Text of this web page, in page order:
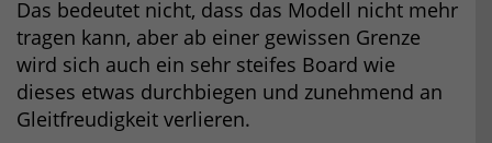
Das bedeutet nicht, dass das Modell nicht mehr
tragen kann, aber ab einer gewissen Grenze
wird sich auch ein sehr steifes Board wie
dieses etwas durchbiegen und zunehmend an
Gleitfreudigkeit verlieren.